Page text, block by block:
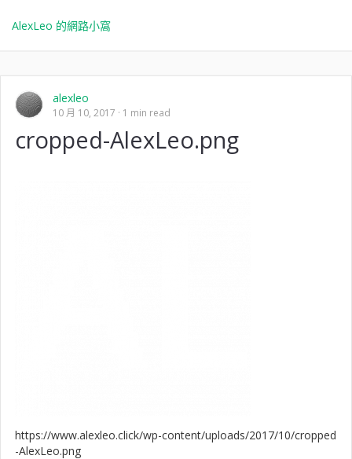
AlexLeo 的網路小窩
alexleo
10 月 10, 2017 1 min read
cropped-AlexLeo.png
https://www.alexleo.click/wp-content/uploads/2017/10/cropped
-AlexLeo.png